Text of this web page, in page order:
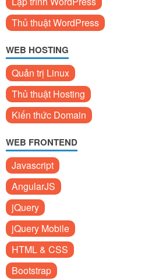
Thủ thuật WordPress
WEB HOSTING
Quản trị Linux
Thủ thuật Hosting
Kiến thức Domain
WEB FRONTEND
Javascript
AngularJS
jQuery
jQuery Mobile
HTML & CSS
Bootstrap